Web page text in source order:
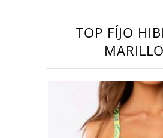
TOP FÍJO
MARILLO
Cambios y Devoluciones